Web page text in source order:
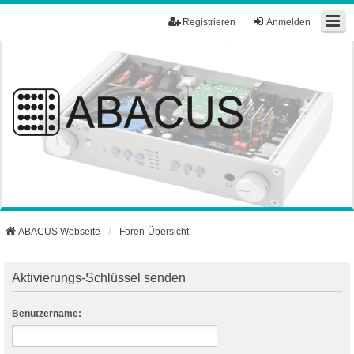
Anmelden
Registrieren
ABACUS Webseite Foren-Übersicht
Aktivierungs-Schlüssel senden
Benutzername: